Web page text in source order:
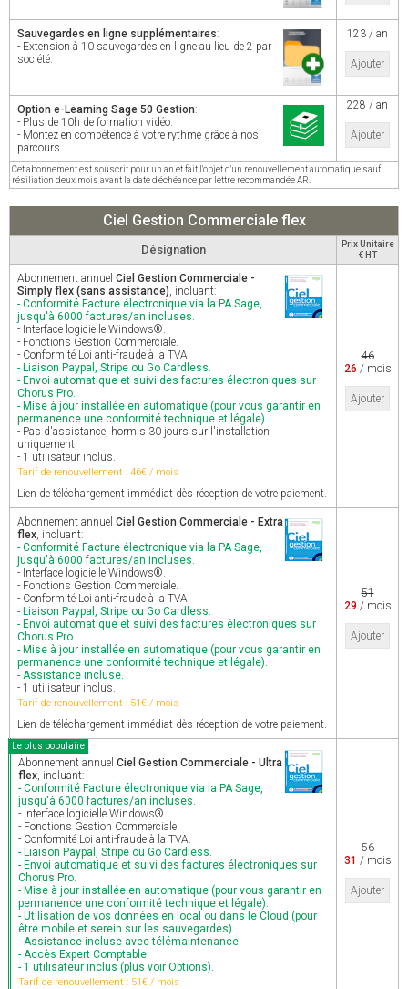
Sauvegardes en ligne supplémentaires:
- Extension à 10 sauvegardes en ligne au lieu de 2 par
société.
123 / an
Ajouter
Option e-Learning Sage 50 Gestion:
- Plus de 10h de formation vidéo.
- Montez en compétence à votre rythme grâce à nos
parcours.
228 / an
Ajouter
Cet abonnement est souscrit pour un an et fait l'objet d'un renouvellement automatique sauf
résiliation deux mois avant la date d'échéance par lettre recommandée AR.
Ciel Gestion Commerciale flex
Désignation
Prix Unitaire
€ HT
Abonnement annuel Ciel Gestion Commerciale -
Simply flex (sans assistance), incluant:
- Conformité Facture électronique via la PA Sage,
jusqu'à 6000 factures/an incluses.
- Interface logicielle Windows®.
- Fonctions Gestion Commerciale.
- Conformité Loi anti-fraude à la TVA.
- Liaison Paypal, Stripe ou Go Cardless.
- Envoi automatique et suivi des factures électroniques sur
Chorus Pro.
- Mise à jour installée en automatique (pour vous garantir en
permanence une conformité technique et légale).
- Pas d'assistance, hormis 30 jours sur l'installation
uniquement.
- 1 utilisateur inclus.
Tarif de renouvellement : 46€ / mois
Lien de téléchargement immédiat dès réception de votre paiement.
46
26 / mois
Ajouter
Abonnement annuel Ciel Gestion Commerciale - Extra
flex, incluant:
- Conformité Facture électronique via la PA Sage,
jusqu'à 6000 factures/an incluses.
- Interface logicielle Windows®.
- Fonctions Gestion Commerciale.
- Conformité Loi anti-fraude à la TVA.
- Liaison Paypal, Stripe ou Go Cardless.
- Envoi automatique et suivi des factures électroniques sur
Chorus Pro.
- Mise à jour installée en automatique (pour vous garantir en
permanence une conformité technique et légale).
- Assistance incluse.
- 1 utilisateur inclus.
Tarif de renouvellement : 51€ / mois
Lien de téléchargement immédiat dès réception de votre paiement.
51
29 / mois
Ajouter
Le plus populaire
Abonnement annuel Ciel Gestion Commerciale - Ultra
flex, incluant:
- Conformité Facture électronique via la PA Sage,
jusqu'à 6000 factures/an incluses.
- Interface logicielle Windows®.
- Fonctions Gestion Commerciale.
- Conformité Loi anti-fraude à la TVA.
- Liaison Paypal, Stripe ou Go Cardless.
- Envoi automatique et suivi des factures électroniques sur
Chorus Pro.
- Mise à jour installée en automatique (pour vous garantir en
permanence une conformité technique et légale).
- Utilisation de vos données en local ou dans le Cloud (pour
être mobile et serein sur les sauvegardes).
- Assistance incluse avec télémaintenance.
- Accès Expert Comptable.
- 1 utilisateur inclus (plus voir Options).
Tarif de renouvellement : 51€ / mois
56
31 / mois
Ajouter